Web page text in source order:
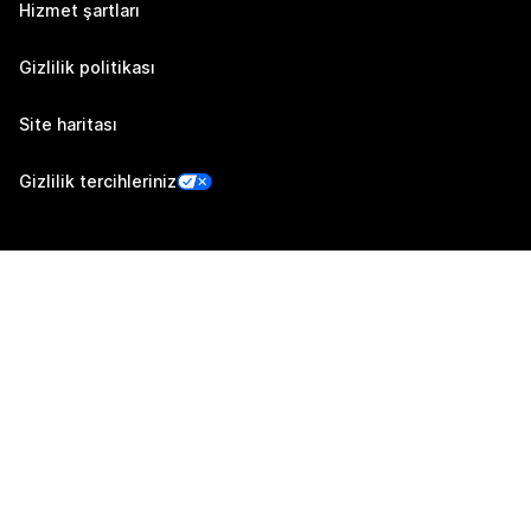
Hizmet şartları
Gizlilik politikası
Site haritası
Gizlilik tercihleriniz